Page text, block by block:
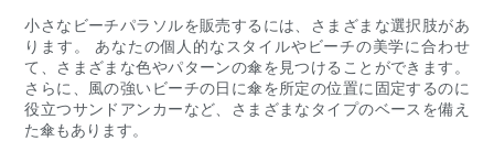
小さなビーチパラソルを販売するには、さまざまな選択肢があ
ります。 あなたの個人的なスタイルやビーチの美学に合わせ
て、さまざまな色やパターンの傘を見つけることができます。
さらに、風の強いビーチの日に傘を所定の位置に固定するのに
役立つサンドアンカーなど、さまざまなタイプのベースを備え
た傘もあります。